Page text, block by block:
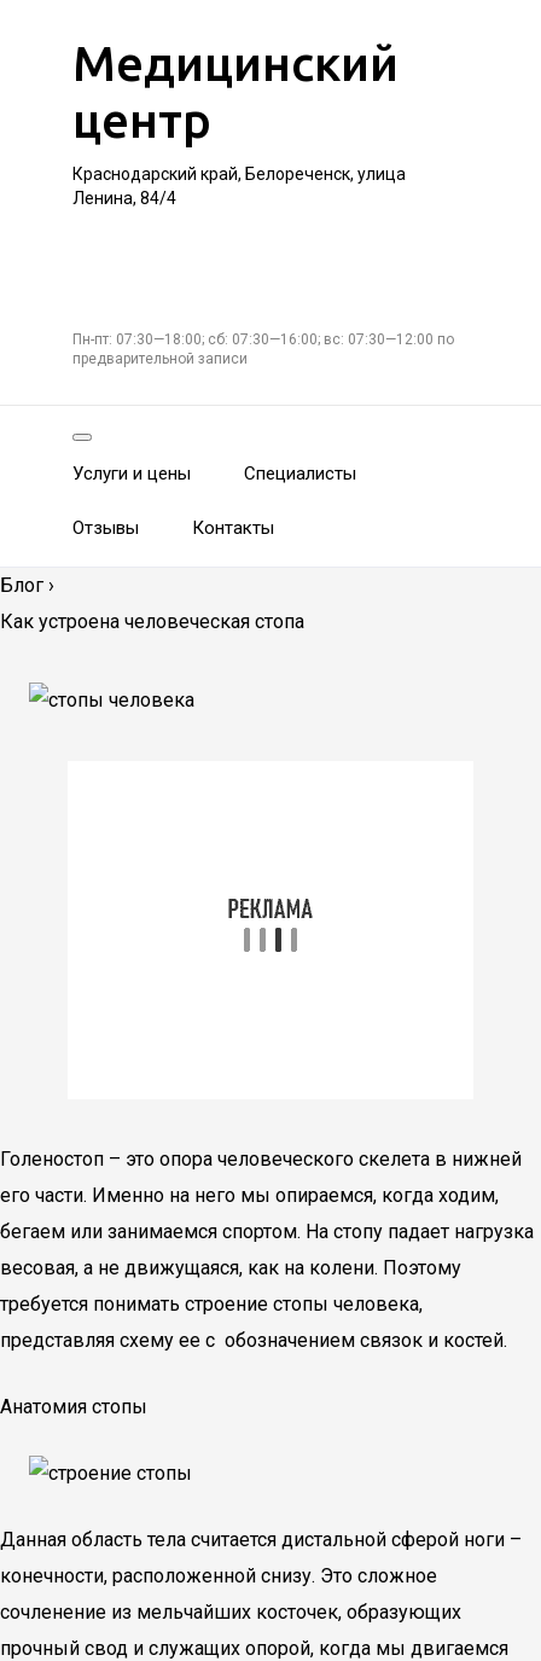
Медицинский
центр
Краснодарский край, Белореченск, улица
Ленина, 84/4
Пн-пт: 07:30—18:00; сб: 07:30—16:00; вс: 07:30—12:00 по
предварительной записи
Услуги и цены Специалисты
Отзывы Контакты
Блог ›
Как устроена человеческая стопа
Голеностоп – это опора человеческого скелета в нижней
его части. Именно на него мы опираемся, когда ходим,
бегаем или занимаемся спортом. На стопу падает нагрузка
весовая, а не движущаяся, как на колени. Поэтому
требуется понимать строение стопы человека,
представляя схему ее с обозначением связок и костей.
Анатомия стопы
Данная область тела считается дистальной сферой ноги –
конечности, расположенной снизу. Это сложное
сочленение из мельчайших косточек, образующих
прочный свод и служащих опорой, когда мы двигаемся